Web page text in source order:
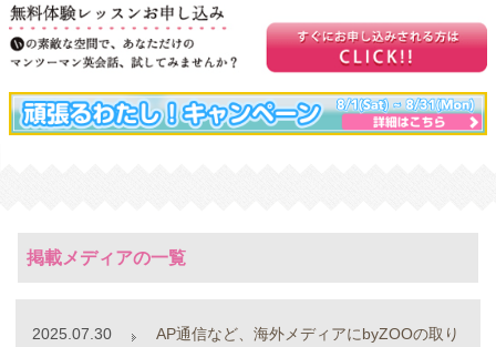
掲載メディアの一覧
2025.07.30
AP通信など、海外メディアにbyZOOの取り